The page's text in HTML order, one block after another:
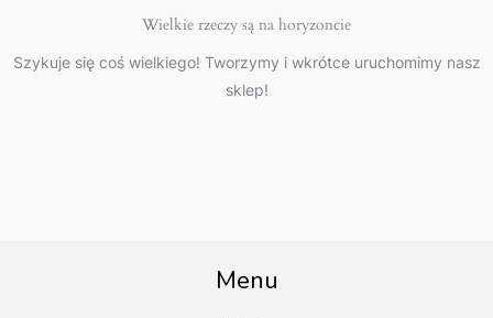
Wielkie rzeczy są na horyzoncie
Szykuje się coś wielkiego! Tworzymy i wkrótce uruchomimy nasz
sklep!
Menu